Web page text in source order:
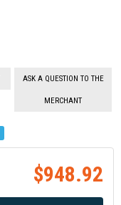
ASK A QUESTION TO THE
MERCHANT
$948.92